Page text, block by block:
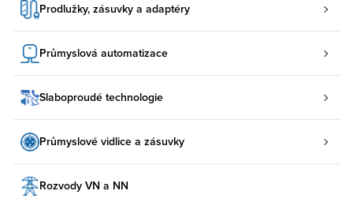
Prodlužky, zásuvky a adaptéry
Průmyslová automatizace
Slaboproudé technologie
Průmyslové vidlice a zásuvky
Rozvody VN a NN